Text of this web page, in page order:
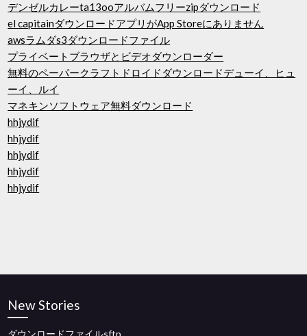
デンゼルカレーta13ooアルバムフリーzipダウンロード
el capitainダウンロードアプリがApp Storeにありません
awsラムダs3ダウンロードファイル
プライベートブラウザとビデオダウンローダー
無料のペーパークラフトドロイドダウンロードデューイ、ヒュ
ーイ、ルイ
マネキンソフトウェア無料ダウンロード
hhjydif
hhjydif
hhjydif
hhjydif
hhjydif
New Stories
ダウンロードファイルsftp